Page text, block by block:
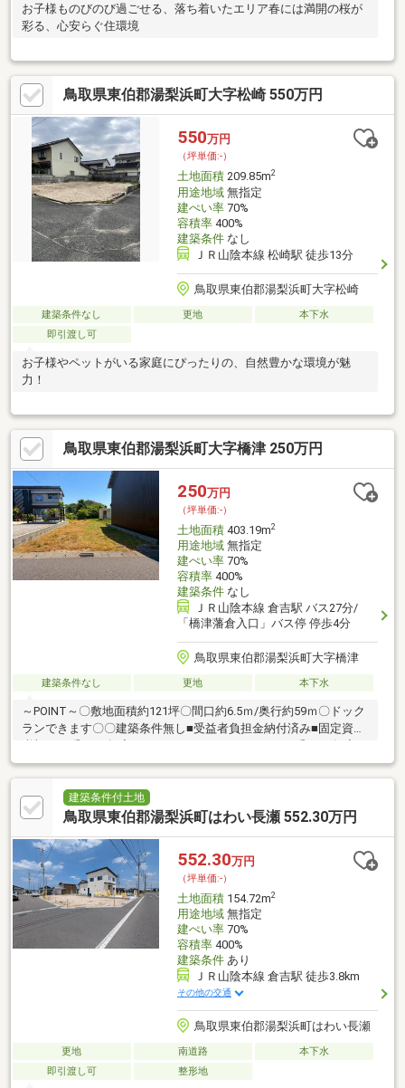
お子様ものびのび過ごせる、落ち着いたエリア春には満開の桜が
彩る、心安らぐ住環境
鳥取県東伯郡湯梨浜町大字松崎 550万円
550万円
（坪単価:-）
土地面積209.85m2
用途地域無指定
建ぺい率70%
容積率400%
建築条件なし
ＪＲ山陰本線 松崎駅 徒歩13分
鳥取県東伯郡湯梨浜町大字松崎
建築条件なし 更地
本下水
即引渡し可
お子様やペットがいる家庭にぴったりの、自然豊かな環境が魅
力！
鳥取県東伯郡湯梨浜町大字橋津 250万円
250万円
（坪単価:-）
土地面積403.19m2
用途地域無指定
建ぺい率70%
容積率400%
建築条件なし
ＪＲ山陰本線 倉吉駅 バス27分/
「橋津藩倉入口」バス停 停歩4分
鳥取県東伯郡湯梨浜町大字橋津
建築条件なし 更地 本下水
～POINT～〇敷地面積約121坪〇間口約6.5ｍ/奥行約59ｍ〇ドック
ランできます〇〇建築条件無し■受益者負担金納付済み■固定資産
2 250円＜周辺環境＞・湯梨浜町立羽合小学校まで徒歩約28分・湯
梨浜町立湯梨浜中学校まで徒歩約40分〇新型コロナウイルス蔓延
の影響で材料等が高騰している為、中古住宅が再注目されてきて
おります。■物件詳細や周辺環境 ■住宅ローンやご売却 ■リフ
建築条件付土地
鳥取県東伯郡湯梨浜町はわい長瀬 552.30万円
552.30万円
（坪単価:-）
土地面積154.72m2
用途地域無指定
建ぺい率70%
容積率400%
建築条件あり
ＪＲ山陰本線 倉吉駅 徒歩3.8km
その他の交通
鳥取県東伯郡湯梨浜町はわい長瀬
更地 南道路
本下水
即引渡し可
整形地